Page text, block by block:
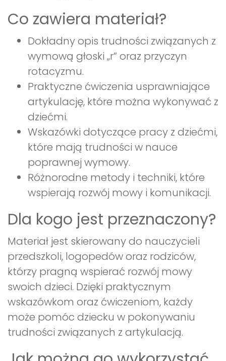
Co zawiera materiał?
Dokładny opis trudności związanych z
wymową głoski „r” oraz przyczyn
rotacyzmu.
Praktyczne ćwiczenia usprawniające
artykulację, które można wykonywać z
dziećmi.
Wskazówki dotyczące pracy z dziećmi,
które mają trudności w nauce
poprawnej wymowy.
Różnorodne metody i techniki, które
wspierają rozwój mowy i komunikacji.
Dla kogo jest przeznaczony?
Materiał jest skierowany do nauczycieli
przedszkoli, logopedów oraz rodziców,
którzy pragną wspierać rozwój mowy
swoich dzieci. Dzięki praktycznym
wskazówkom oraz ćwiczeniom, każdy
może pomóc dziecku w pokonywaniu
trudności związanych z artykulacją.